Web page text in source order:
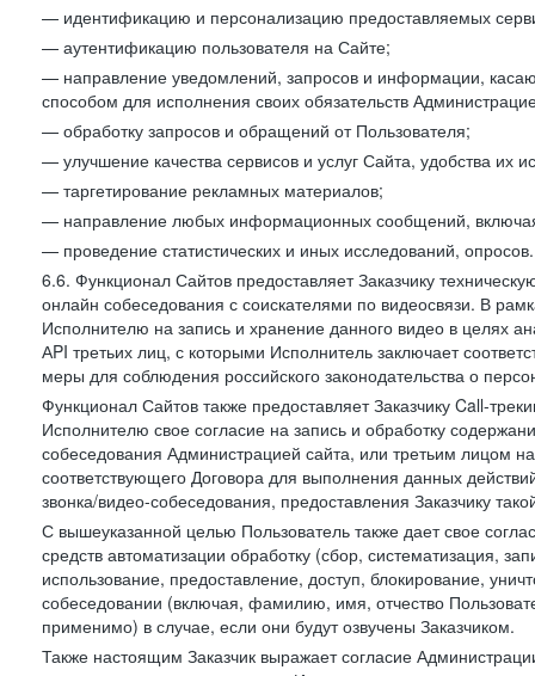
— идентификацию и персонализацию предоставляемых
— аутентификацию пользователя на Сайте;
— направление уведомлений, запросов и информации,
способом для исполнения своих обязательств
— обработку запросов и обращений от Пользователя;
— улучшение качества сервисов и услуг Сайта, удобства их
— таргетирование рекламных материалов;
— направление любых информационных сообщений,
— проведение статистических и иных исследований, опросов.
6.6. Функционал Сайтов предоставляет Заказчику
онлайн собеседования с соискателями по видеосвязи. В
Исполнителю на запись и хранение данного видео в целях
АPI третьих лиц, с которыми Исполнитель заключает
меры для соблюдения российского законодательства о
Функционал Сайтов также предоставляет Заказчику Call-
Исполнителю свое согласие на запись и обработку
собеседования Администрацией сайта, или третьим лицом
соответствующего Договора для выполнения данных
звонка/видео-собеседования, предоставления Заказчику
С вышеуказанной целью Пользователь также дает свое
средств автоматизации обработку (сбор, систематизация,
использование, предоставление, доступ, блокирование,
собеседовании (включая, фамилию, имя, отчество
применимо) в случае, если они будут озвучены Заказчиком.
Также настоящим Заказчик выражает согласие